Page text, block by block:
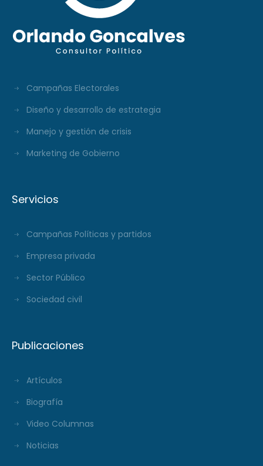
Campañas Electorales
Diseño y desarrollo de estrategia
Manejo y gestión de crisis
Marketing de Gobierno
Servicios
Campañas Políticas y partidos
Empresa privada
Sector Público
Sociedad civil
Publicaciones
Artículos
Biografía
Video Columnas
Noticias